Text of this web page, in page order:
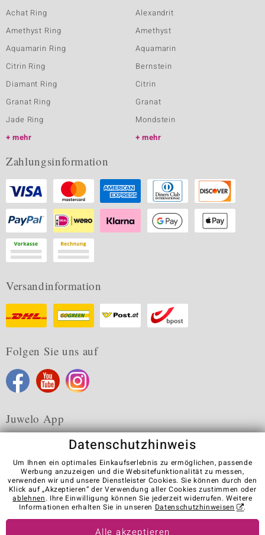
Achat Ring
Amethyst Ring
Aquamarin Ring
Citrin Ring
Diamant Ring
Granat Ring
Jade Ring
mehr
Alexandrit
Amethyst
Aquamarin
Bernstein
Citrin
Granat
Mondstein
mehr
Zahlungsinformation
Versandinformation
Folgen Sie uns auf
Juwelo App
Karriere AGB Datenschutz Cookies
Impressum
Kontakt
Vertrag widerrufen
Visit our stores in other countries:
Datenschutzhinweis
Um Ihnen ein optimales Einkaufserlebnis zu ermöglichen, passende
Werbung anzuzeigen und die Websitefunktionalität zu messen,
verwenden wir und unsere Dienstleister Cookies. Sie können durch den
Klick auf „Akzeptieren“ der Verwendung aller Cookies zustimmen oder
ablehnen. Ihre Einwilligung können Sie jederzeit widerrufen. Weitere
Informationen erhalten Sie in unseren Datenschutzhinweisen .
Alle akzeptieren